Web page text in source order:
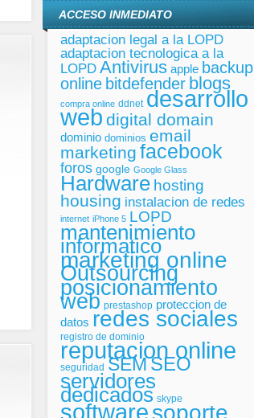
ACCESO INMEDIATO
adaptacion legal a la LOPD
adaptacion tecnologica a la
LOPD Antivirus apple backup
online bitdefender blogs
compra online ddnet desarrollo
web digital domain
dominio dominios email
marketing facebook
foros google Google Glass
Hardware hosting
housing instalacion de redes
internet iPhone 5 LOPD
mantenimiento
informatico
marketing online
Outsourcing
posicionamiento
web prestashop proteccion de
datos redes sociales
registro de dominio
reputacion online
seguridad SEMSEO
servidores
dedicados skype
softwaresoporte